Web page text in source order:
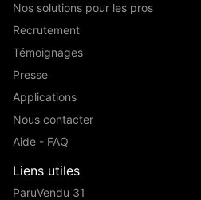
Nos solutions pour les pros
Recrutement
Témoignages
Presse
Applications
Nous contacter
Aide - FAQ
Liens utiles
ParuVendu 31